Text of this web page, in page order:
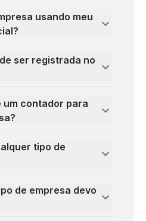
usando meu
ser registrada no
um contador para
tipo de
de empresa devo